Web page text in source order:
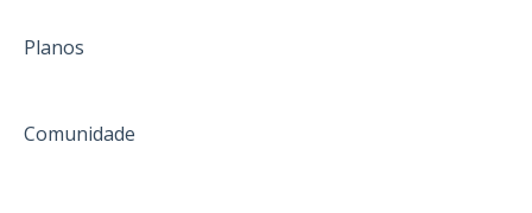
Planos
Comunidade